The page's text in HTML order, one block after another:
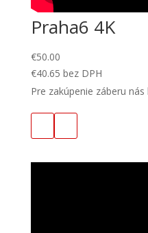
Praha6 4K
€50.00
€40.65 bez DPH
Pre zakúpenie záberu